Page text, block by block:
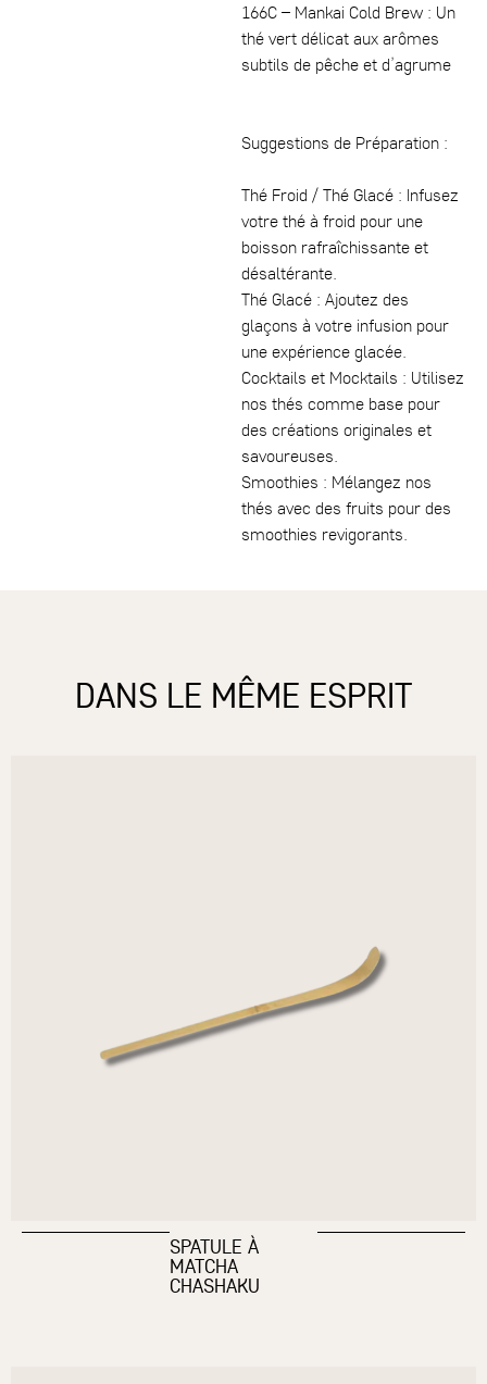
166C – Mankai Cold Brew : Un
thé vert délicat aux arômes
subtils de pêche et d’agrume
Suggestions de Préparation :
Thé Froid / Thé Glacé : Infusez
votre thé à froid pour une
boisson rafraîchissante et
désaltérante.
Thé Glacé : Ajoutez des
glaçons à votre infusion pour
une expérience glacée.
Cocktails et Mocktails : Utilisez
nos thés comme base pour
des créations originales et
savoureuses.
Smoothies : Mélangez nos
thés avec des fruits pour des
smoothies revigorants.
DANS LE MÊME ESPRIT
SPATULE À
MATCHA
CHASHAKU